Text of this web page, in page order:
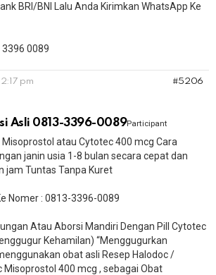
BRI/BNI Lalu Anda Kirimkan WhatsApp Ke
3396 0089
pm #5206
Asli 0813-3396-0089Participant
atau Cytotec 400 mcg Cara
janin usia 1-8 bulan secara cepat dan
jam Tuntas Tanpa Kuret
Nomer : 0813-3396-0089​
Atau Aborsi Mandiri Dengan Pill Cytotec
Kehamilan) “Menggugurkan
obat asli Resep Halodoc /
Misoprostol 400 mcg , sebagai Obat